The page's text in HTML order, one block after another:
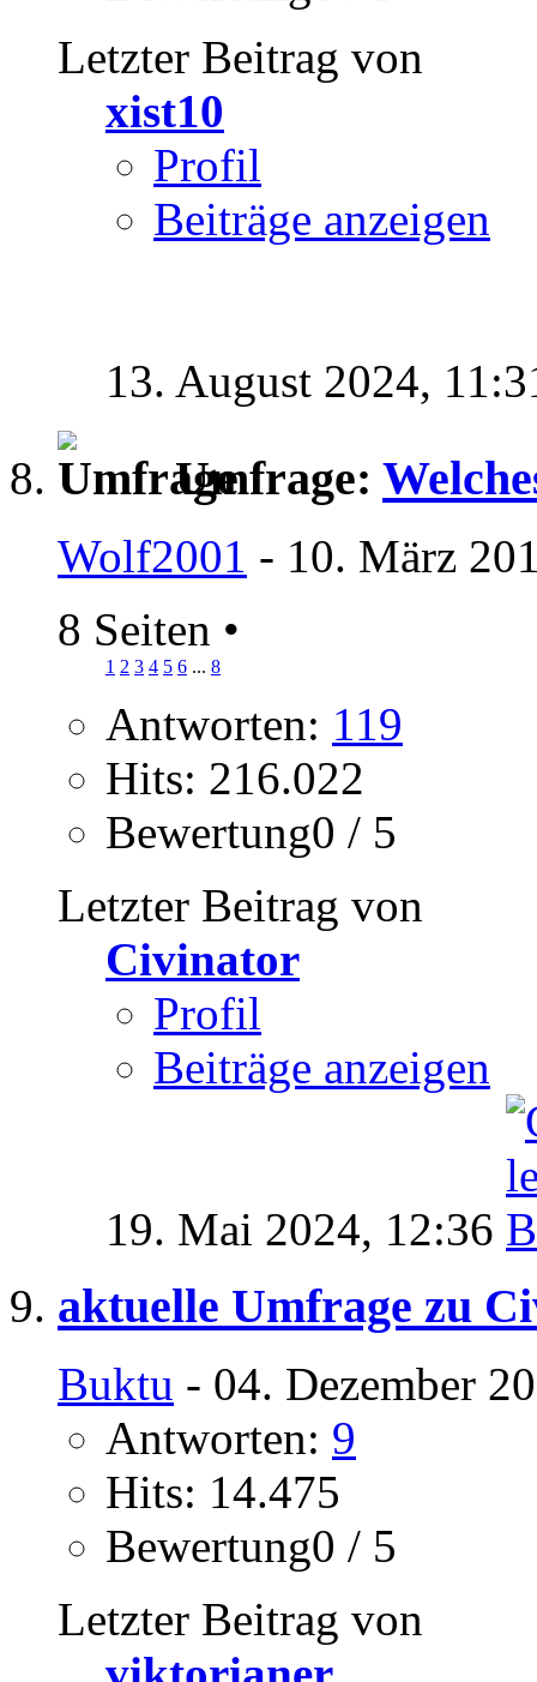
Letzter Beitrag von
xist10
Profil
Beiträge anzeigen
13. August 2024,
Umfrage:
Wolf2001 - 10. März
8 Seiten •
1 2 3 4 5 6 ... 8
Antworten: 119
Hits: 216.022
Bewertung0 / 5
Letzter Beitrag von
Civinator
Profil
Beiträge anzeigen
19. Mai 2024, 12:36
aktuelle Umfrage zu
Buktu - 04. Dezember
Antworten: 9
Hits: 14.475
Bewertung0 / 5
Letzter Beitrag von